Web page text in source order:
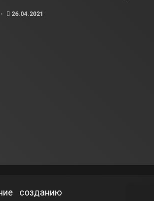
26.04.2021
созданию